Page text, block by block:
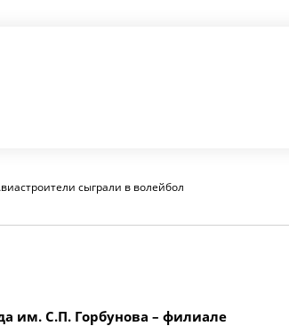
сыграли в волейбол
им. С.П. Горбунова – филиале